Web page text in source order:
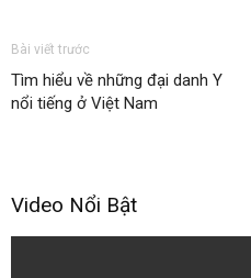
Bài viết trước
Tìm hiểu về những đại danh Y
nổi tiếng ở Việt Nam
Video Nổi Bật